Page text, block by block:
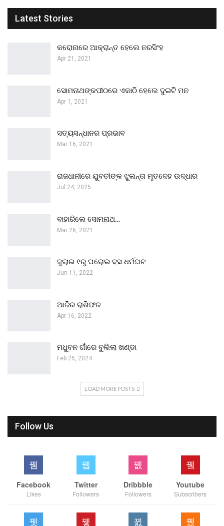
Latest Stories
କରୋନାରେ ଆକ୍ରାନ୍ତ ହେଲେ ନରସିଂହ
Apr 21, 2021
ସୋମନାଥଙ୍କପୀଠରେ ଏକାଠି ହେଲେ ଦୁଇଟି ମନ
Apr 1, 2021
ସତ୍ୟସନ୍ଧାନର ପ୍ରଭାବ
Mar 16, 2021
ରାଜଧାନୀରେ ଯୁବତୀଙ୍କ ଝୁଲନ୍ତା ମୃତଦେହ ଉଦ୍ଧାର
Jul 24, 2025
ବାହାରିଲେ ସୋମନାଥ…
Mar 26, 2021
ଜୁଲାଇ ୧ରୁ ଘରୋଇ ବସ ଧର୍ମଘଟ
Jun 11, 2022
ଆଜିର ରାଶିଫଳ
Apr 16, 2022
ମଧୁବନ ଗାଁରେ ବୁଲିଲା ଖଣ୍ଡା
Feb 25, 2024
LOAD MORE POSTS
Follow Us
Facebook
Likes
Twitter
Followers
Dribbble
Followers
Youtube
Subscribers